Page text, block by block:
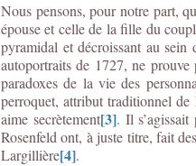
Nous pensons, pour notre part,
épouse et celle de la fille du
pyramidal et décroissant au
autoportraits de 1727, ne
paradoxes de la vie des
perroquet, attribut traditionnel
aime secrètement[3]. Il
Rosenfeld ont, à juste titre, fait
Largillière[4].